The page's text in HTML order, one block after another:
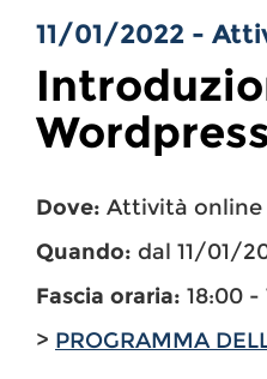
11/01/2022 -
Wordpress
Dove: Attività online
Quando: dal 11/01/
Fascia oraria: 18:00 -
> PROGRAMMA